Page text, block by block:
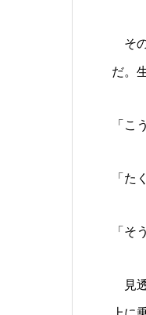
そ
だ。
「こ
「た
「そ
見